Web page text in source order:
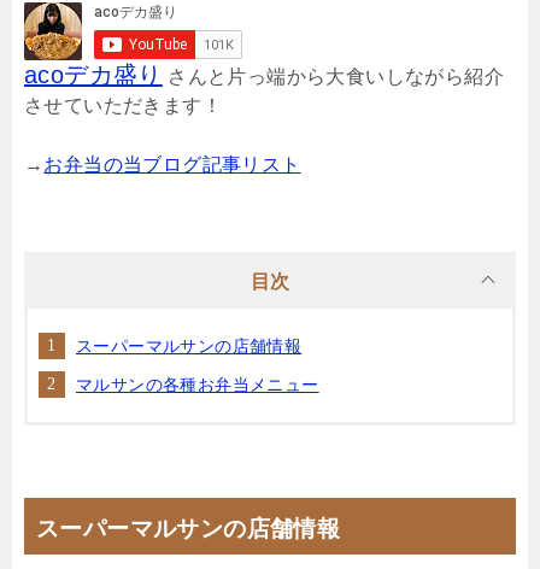
acoデカ盛り
さんと片っ端から大食いしながら紹介
させていただきます！
→ お弁当の当ブログ記事リスト
目次
スーパーマルサンの店舗情報
マルサンの各種お弁当メニュー
スーパーマルサンの店舗情報